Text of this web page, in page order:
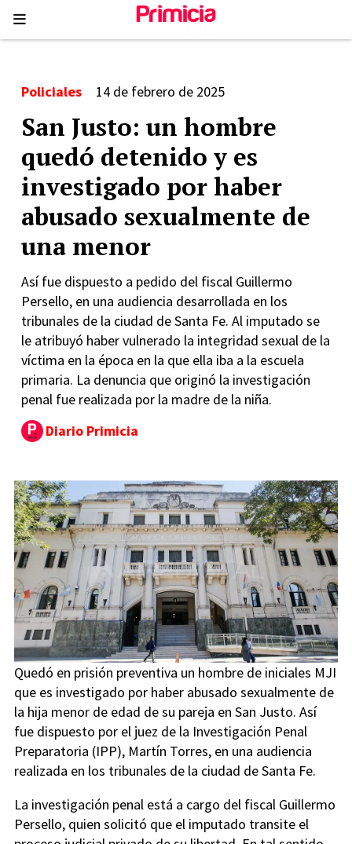
San Justo: un hombre
quedó detenido y es
investigado por haber
abusado sexualmente de
una menor
Así fue dispuesto a pedido del fiscal Guillermo
Persello, en una audiencia desarrollada en los
tribunales de la ciudad de Santa Fe. Al imputado se
le atribuyó haber vulnerado la integridad sexual de la
víctima en la época en la que ella iba a la escuela
primaria. La denuncia que originó la investigación
penal fue realizada por la madre de la niña.
Policiales 14 de febrero de 2025
Diario Primicia
Quedó en prisión preventiva un hombre de iniciales MJI
que es investigado por haber abusado sexualmente de
la hija menor de edad de su pareja en San Justo. Así
fue dispuesto por el juez de la Investigación Penal
Preparatoria (IPP), Martín Torres, en una audiencia
realizada en los tribunales de la ciudad de Santa Fe.
La investigación penal está a cargo del fiscal Guillermo
Persello, quien solicitó que el imputado transite el